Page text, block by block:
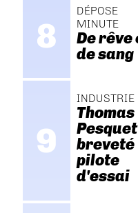
DÉPOSE
MINUTE
De rêve
de sang
INDUSTRIE
Thomas
Pesquet
breveté
pilote
d'essai